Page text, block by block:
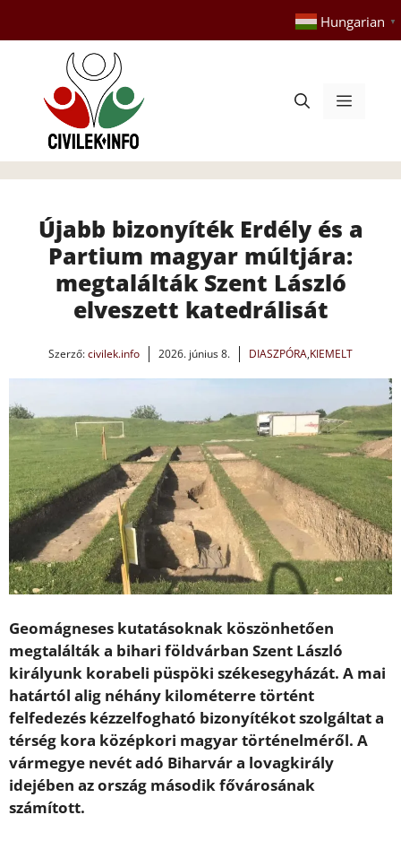
tartalomba
Hungarian ▼
Menü
Újabb bizonyíték Erdély és a
Partium magyar múltjára:
megtalálták Szent László
elveszett katedrálisát
Szerző:civilek.info 2026. június 8. DIASZPÓRA,KIEMELT
Geomágneses kutatásoknak köszönhetően
megtalálták a bihari földvárban Szent László
királyunk korabeli püspöki székesegyházát. A mai
határtól alig néhány kilométerre történt
felfedezés kézzelfogható bizonyítékot szolgáltat a
térség kora középkori magyar történelméről. A
vármegye nevét adó Biharvár a lovagkirály
idejében az ország második fővárosának
számított.